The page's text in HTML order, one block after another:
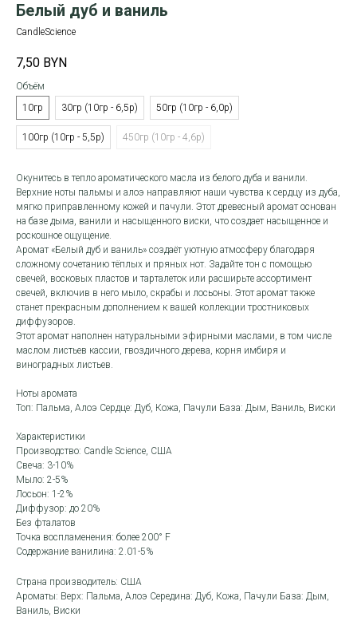
Белый дуб и ваниль
CandleScience
7,50 BYN
Объём
10гр
30гр (10гр - 6,5р) 50гр (10гр - 6,0р)
100гр (10гр - 5,5р) 450гр (10гр - 4,6р)
Окунитесь в тепло ароматического масла из белого дуба и ванили.
Верхние ноты пальмы и алоэ направляют наши чувства к сердцу из дуба,
мягко приправленному кожей и пачули. Этот древесный аромат основан
на базе дыма, ванили и насыщенного виски, что создает насыщенное и
роскошное ощущение.
Аромат «Белый дуб и ваниль» создаёт уютную атмосферу благодаря
сложному сочетанию тёплых и пряных нот. Задайте тон с помощью
свечей, восковых пластов и тарталеток или расширьте ассортимент
свечей, включив в него мыло, скрабы и лосьоны. Этот аромат также
станет прекрасным дополнением к вашей коллекции тростниковых
диффузоров.
Этот аромат наполнен натуральными эфирными маслами, в том числе
маслом листьев кассии, гвоздичного дерева, корня имбиря и
виноградных листьев.
Ноты аромата
Топ: Пальма, Алоэ Сердце: Дуб, Кожа, Пачули База: Дым, Ваниль, Виски
Характеристики
Производство: Candle Science, США
Свеча: 3-10%
Мыло: 2-5%
Лосьон: 1-2%
Диффузор: до 20%
Без фталатов
Точка воспламенения: более 200° F
Содержание ванилина: 2.01-5%
Страна производитель: США
Ароматы: Верх: Пальма, Алоэ Середина: Дуб, Кожа, Пачули База: Дым,
Ваниль, Виски